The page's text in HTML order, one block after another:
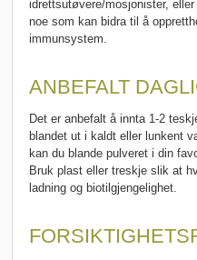
idrettsutøvere/mosjonister,
noe som kan bidra til å
immunsystem.
ANBEFALT
Det er anbefalt å innta 1-2
blandet ut i kaldt eller lunkent
kan du blande pulveret i din
Bruk plast eller treskje slik at
ladning og biotilgjengelighet.